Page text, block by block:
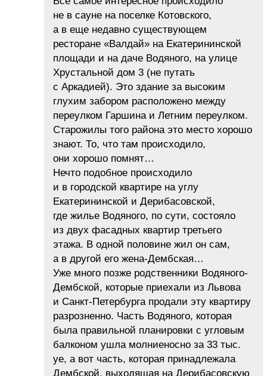
не в сауне на поселке Котовского,
а в еще недавно существующем
ресторане «Валдай» на Екатерининской
площади и на даче Водяного, на улице
Хрустальной дом 3 (не путать
с Аркадией). Это здание за высоким
глухим забором расположено между
переулком Гаршина и Летним переулком.
Старожилы того района это место хорошо
знают. То, что там происходило,
они хорошо помнят…
Нечто подобное происходило
и в городской квартире на углу
Екатерининской и Дерибасовской,
где жилье Водяного, по сути, состояло
из двух фасадных квартир третьего
этажа. В одной половине жил он сам,
а в другой его жена-Дембская…
Уже много позже родственники Водяного-
Дембской, которые приехали из Львова
и Санкт-Петербурга продали эту квартиру
разрозненно. Часть Водяного, которая
была правильной планировки с угловым
балконом ушла молниеносно за 33 тыс.
уе, а вот часть, которая принадлежала
Дембской, выходящая на Дерибасовскую